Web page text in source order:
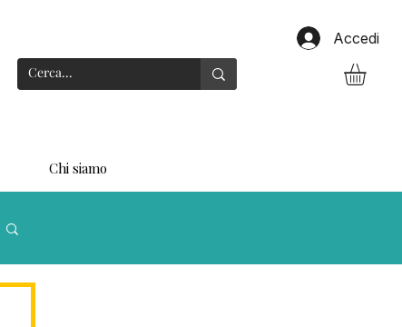
Accedi
Chi siamo